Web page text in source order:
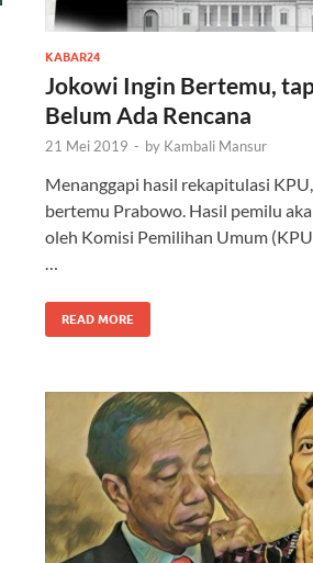
KABAR24
Jokowi Ingin Bertemu,
Belum Ada Rencana
21 Mei 2019 - by Kambali Mansur
Menanggapi hasil rekapitulasi
bertemu Prabowo. Hasil pemilu
oleh Komisi Pemilihan Umum
READ MORE